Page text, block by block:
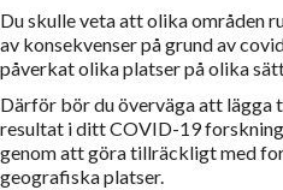
Du skulle veta att olika områden
av konsekvenser på grund av
påverkat olika platser på olika
Därför bör du överväga att lägga
resultat i ditt COVID-19
genom att göra tillräckligt med
geografiska platser.